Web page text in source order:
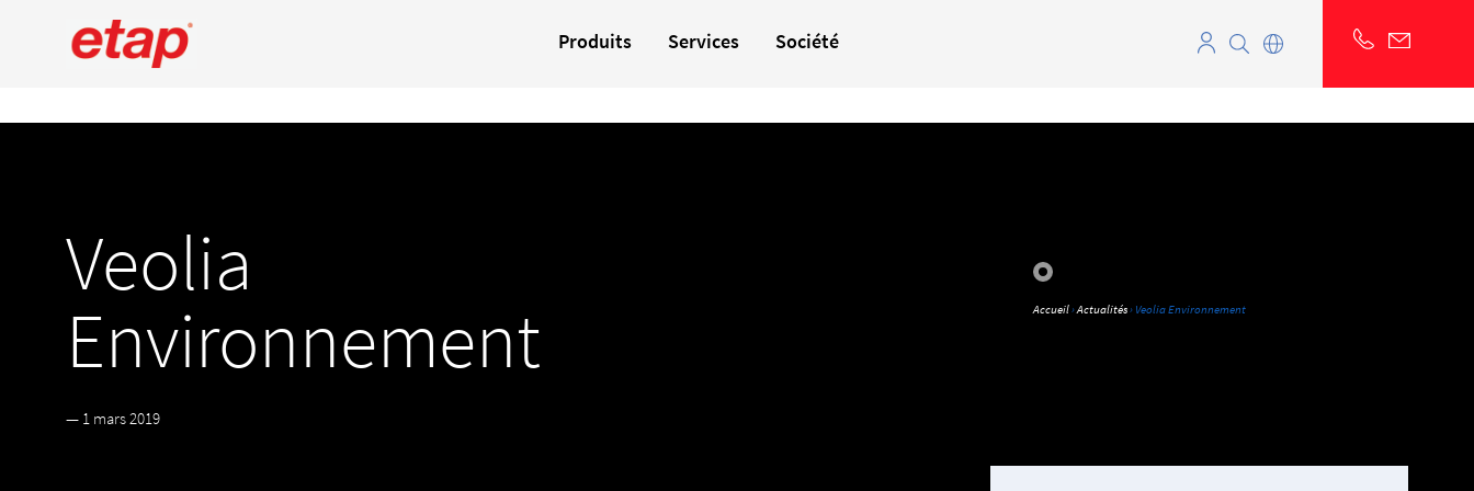
Produits Services Société
Veolia
Environnement
— 1 mars 2019
Accueil›Actualités› Veolia Environnement